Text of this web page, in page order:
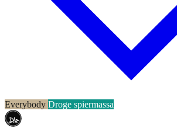
Everybody Droge spiermassa
حلال
HALAL